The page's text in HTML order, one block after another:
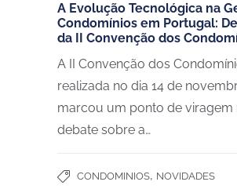
A Evolução Tecnológica na
Condomínios em Portugal:
da II Convenção dos
A II Convenção dos
realizada no dia 14 de
marcou um ponto de viragem
debate sobre a…
CONDOMINIOS, NOVIDADES